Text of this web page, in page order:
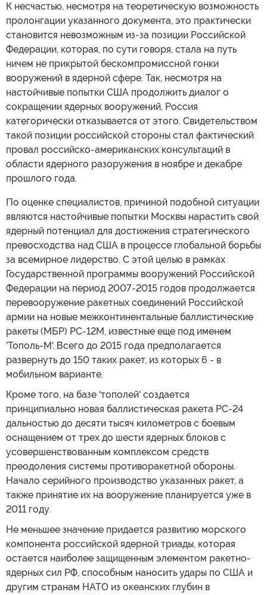
К несчастью, несмотря на теоретическую возможность
пролонгации указанного документа, это практически
становится невозможным из-за позиции Российской
Федерации, которая, по сути говоря, стала на путь
ничем не прикрытой бескомпромиссной гонки
вооружений в ядерной сфере. Так, несмотря на
настойчивые попытки США продолжить диалог о
сокращении ядерных вооружений, Россия
категорически отказывается от этого. Свидетельством
такой позиции российской стороны стал фактический
провал российско-американских консультаций в
области ядерного разоружения в ноябре и декабре
прошлого года.
По оценке специалистов, причиной подобной ситуации
являются настойчивые попытки Москвы нарастить свой
ядерный потенциал для достижения стратегического
превосходства над США в процессе глобальной борьбы
за всемирное лидерство. С этой целью в рамках
Государственной программы вооружений Российской
Федерации на период 2007-2015 годов продолжается
перевооружение ракетных соединений Российской
армии на новые межконтинентальные баллистические
ракеты (МБР) РС-12М, известные еще под именем
'Тополь-М'. Всего до 2015 года предполагается
развернуть до 150 таких ракет, из которых 6 - в
мобильном варианте.
Кроме того, на базе 'тополей' создается
принципиально новая баллистическая ракета РС-24
дальностью до десяти тысяч километров с боевым
оснащением от трех до шести ядерных блоков с
усовершенствованным комплексом средств
преодоления системы противоракетной обороны.
Начало серийного производство указанных ракет, а
также принятие их на вооружение планируется уже в
2011 году.
Не меньшее значение придается развитию морского
компонента российской ядерной триады, которая
остается наиболее защищенным элементом ракетно-
ядерных сил РФ, способным наносить удары по США и
другим странам НАТО из океанских глубин в